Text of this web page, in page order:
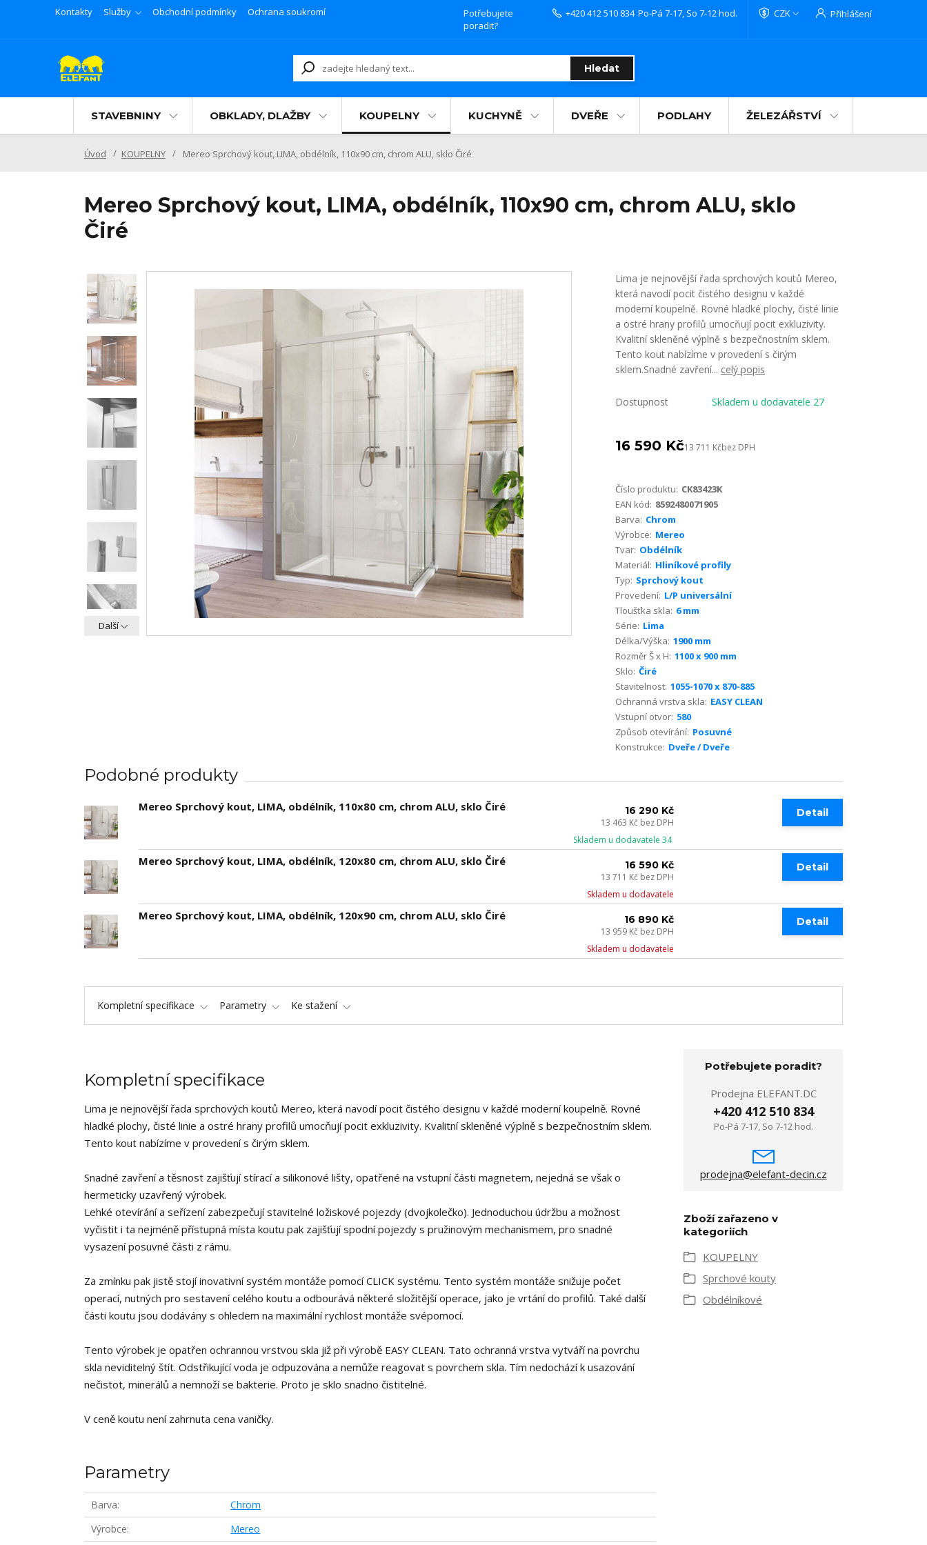
Kontakty Služby Obchodní podmínky Ochrana soukromí CZK Přihlášení
Hledat
Potřebujete
poradit?
+420 412 510 834 Po-Pá 7-17, So 7-12 hod.
STAVEBNINY OBKLADY, DLAŽBY KOUPELNY KUCHYNĚ DVEŘE PODLAHY ŽELEZÁŘSTVÍ
Úvod KOUPELNY Mereo Sprchový kout, LIMA, obdélník, 110x90 cm, chrom ALU, sklo Čiré
Mereo Sprchový kout, LIMA, obdélník, 110x90 cm, chrom ALU, sklo
Čiré
Další
Lima je nejnovější řada sprchových koutů Mereo,
která navodí pocit čistého designu v každé
moderní koupelně. Rovné hladké plochy, čisté linie
a ostré hrany profilů umocňují pocit exkluzivity.
Kvalitní skleněné výplně s bezpečnostním sklem.
Tento kout nabízíme v provedení s čirým
sklem.Snadné zavření... celý popis
Dostupnost Skladem u dodavatele 27
16 590 Kč13 711 Kčbez DPH
Číslo produktu: CK83423K
EAN kód: 8592480071905
Barva: Chrom
Výrobce: Mereo
Tvar: Obdélník
Materiál: Hliníkové profily
Typ: Sprchový kout
Provedení: L/P universální
Tloušťka skla: 6 mm
Série: Lima
Délka/Výška: 1900 mm
Rozměr Š x H: 1100 x 900 mm
Sklo: Čiré
Stavitelnost: 1055-1070 x 870-885
Ochranná vrstva skla: EASY CLEAN
Vstupní otvor: 580
Způsob otevírání: Posuvné
Konstrukce: Dveře / Dveře
Podobné produkty
Mereo Sprchový kout, LIMA, obdélník, 110x80 cm, chrom ALU, sklo Čiré 16 290 Kč
13 463 Kč bez DPH
Skladem u dodavatele 34
Detail
Mereo Sprchový kout, LIMA, obdélník, 120x80 cm, chrom ALU, sklo Čiré 16 590 Kč
13 711 Kč bez DPH
Skladem u dodavatele
Detail
Mereo Sprchový kout, LIMA, obdélník, 120x90 cm, chrom ALU, sklo Čiré 16 890 Kč
13 959 Kč bez DPH
Skladem u dodavatele
Detail
Kompletní specifikace Parametry Ke stažení
Kompletní specifikace
Lima je nejnovější řada sprchových koutů Mereo, která navodí pocit čistého designu v každé moderní koupelně. Rovné
hladké plochy, čisté linie a ostré hrany profilů umocňují pocit exkluzivity. Kvalitní skleněné výplně s bezpečnostním sklem.
Tento kout nabízíme v provedení s čirým sklem.
Snadné zavření a těsnost zajišťují stírací a silikonové lišty, opatřené na vstupní části magnetem, nejedná se však o
hermeticky uzavřený výrobek.
Lehké otevírání a seřízení zabezpečují stavitelné ložiskové pojezdy (dvojkolečko). Jednoduchou údržbu a možnost
vyčistit i ta nejméně přístupná místa koutu pak zajišťují spodní pojezdy s pružinovým mechanismem, pro snadné
vysazení posuvné části z rámu.
Za zmínku pak jistě stojí inovativní systém montáže pomocí CLICK systému. Tento systém montáže snižuje počet
operací, nutných pro sestavení celého koutu a odbourává některé složitější operace, jako je vrtání do profilů. Také další
části koutu jsou dodávány s ohledem na maximální rychlost montáže svépomocí.
Tento výrobek je opatřen ochrannou vrstvou skla již při výrobě EASY CLEAN. Tato ochranná vrstva vytváří na povrchu
skla neviditelný štít. Odstřikující voda je odpuzována a nemůže reagovat s povrchem skla. Tím nedochází k usazování
nečistot, minerálů a nemnoží se bakterie. Proto je sklo snadno čistitelné.
V ceně koutu není zahrnuta cena vaničky.
Parametry
Barva
Chrom
Výrobce
Mereo
Potřebujete poradit?
Prodejna ELEFANT.DC
+420 412 510 834
Po-Pá 7-17, So 7-12 hod.
prodejna@elefant-decin.cz
Zboží zařazeno v
kategoriích
KOUPELNY
Sprchové kouty
Obdélníkové